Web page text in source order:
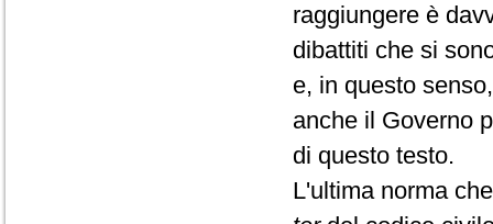
raggiungere è
dibattiti che si
e, in questo
anche il Governo
di questo testo.
L'ultima norma